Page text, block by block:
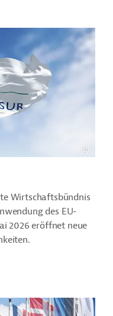
Wirtschaftsbündnis
des EU-
2026 eröffnet neue